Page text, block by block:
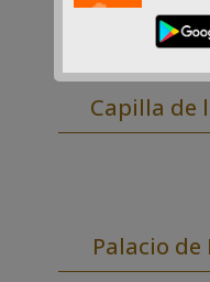
Capilla de
Palacio